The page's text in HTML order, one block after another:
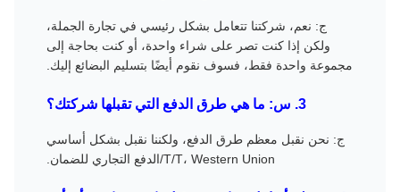
ج: نعم، شركتنا تتعامل بشكل رئيسي في تجارة الجملة،
ولكن إذا كنت تصر على شراء واحدة، أو كنت بحاجة إلى
مجموعة واحدة فقط، فسوف نقوم أيضًا بتسليم البضائع إليك.
3. س: ما هي طرق الدفع التي تقبلها شركتك؟
ج: نحن نقبل معظم طرق الدفع، ولكننا نقبل بشكل أساسي
T/T، Western Union/الدفع التجاري للضمان.